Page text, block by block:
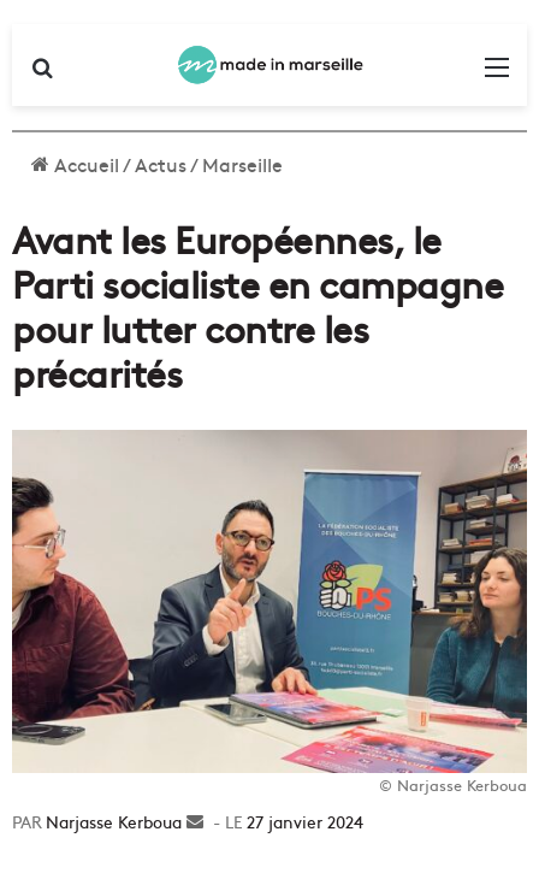
Accueil/Actus/Marseille
Avant les Européennes, le
Parti socialiste en campagne
pour lutter contre les
précarités
© Narjasse Kerboua
Narjasse Kerboua
Envoyer27 janvier 2024